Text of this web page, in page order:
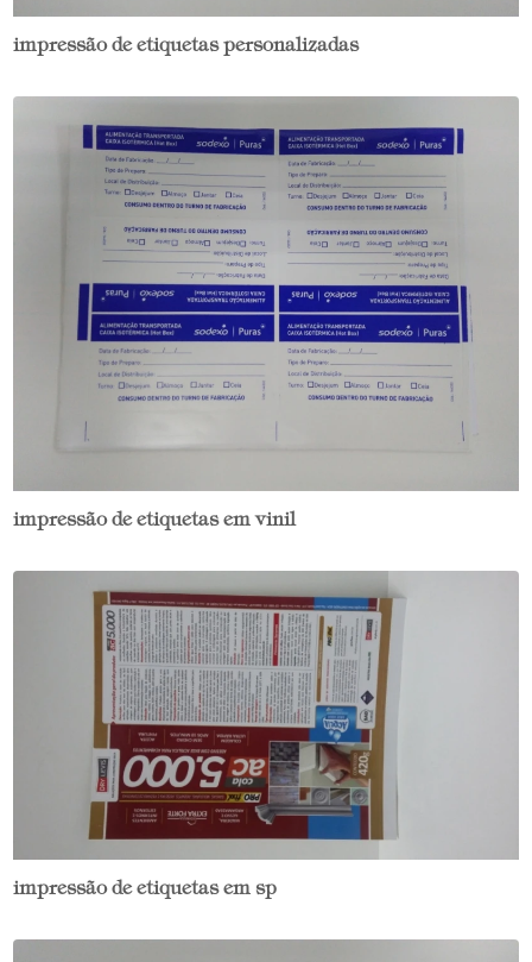
impressão de etiquetas personalizadas
impressão de etiquetas em vinil
impressão de etiquetas em sp